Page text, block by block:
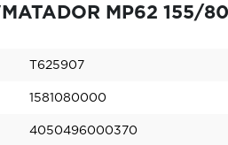
MP62 155/
T625907
1581080000
4050496000370